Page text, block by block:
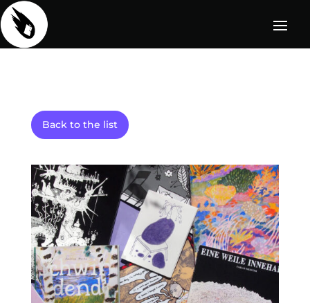
Back to the list